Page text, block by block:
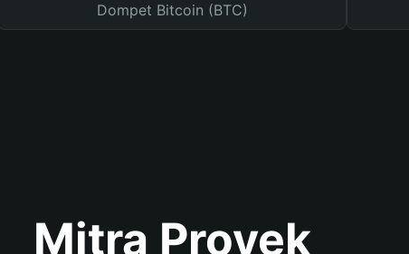
Dompet Bitcoin (BTC)
Mitra Proyek